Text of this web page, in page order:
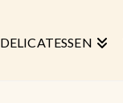
DELICATESSEN